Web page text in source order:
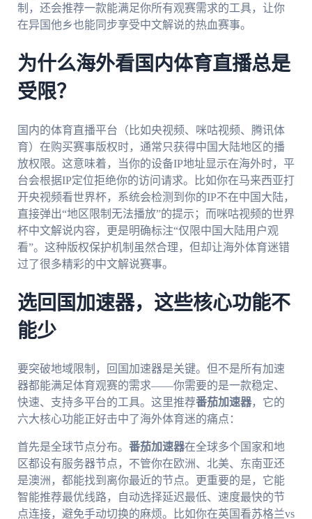
制，还会推荐一款能满足你所有观赛需求的工具，让你
在异国他乡也能同步享受中文解说的热血赛事。
为什么海外看国内体育直播总是
受限？
国内的体育直播平台（比如央视频、咪咕视频、腾讯体
育）在购买赛事版权时，通常只获得中国大陆地区的播
放权限。这意味着，当你的设备IP地址显示在海外时，平
台会根据IP定位拒绝你的访问请求。比如你在马来西亚打
开央视频看世界杯，系统会检测到你的IP不在中国大陆，
直接弹出“地区限制无法播放”的提示；而咪咕视频的世界
杯中文解说内容，更是明确标注“仅限中国大陆用户观
看”。这种版权保护机制虽然合理，但却让海外体育迷错
过了很多精彩的中文解说赛事。
选回国加速器，这些核心功能不
能少
要突破地域限制，回国加速器是关键。但不是所有加速
器都能满足体育观赛的需求——你需要的是一款稳定、
快速、支持多平台的工具。这里推荐番茄加速器，它的
六大核心功能正好击中了海外体育迷的痛点：
首先是全球节点分布。 番茄加速器在全球多个国家和地
区都设有服务器节点，不管你在欧洲、北美、东南亚还
是澳洲，都能找到离你最近的节点。更重要的是，它能
智能推荐最优线路，自动选择延迟最低、速度最快的节
点连接，避免手动切换的麻烦。比如你在英国看苏格兰vs